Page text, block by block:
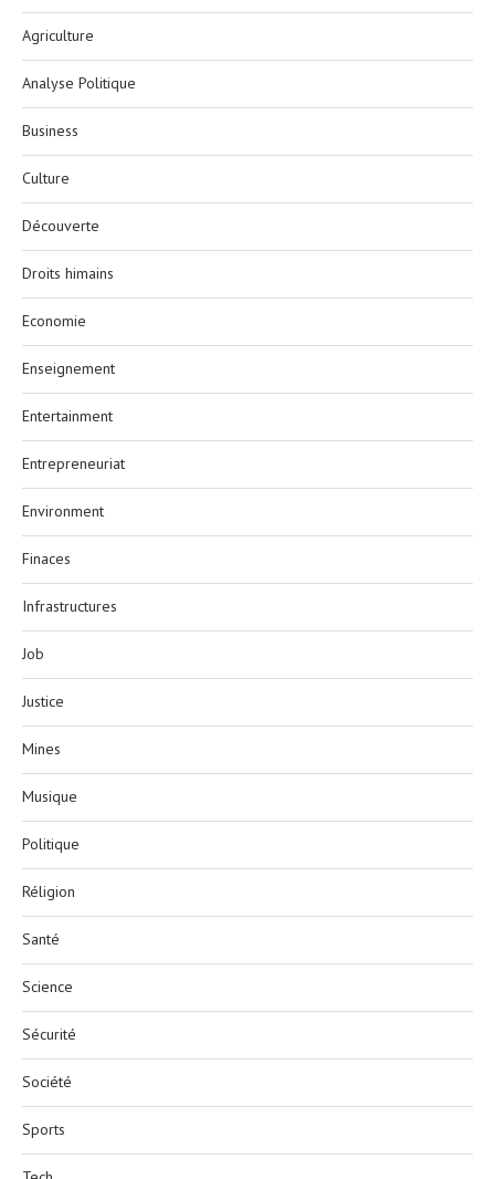
Agriculture
Analyse Politique
Business
Culture
Découverte
Droits himains
Economie
Enseignement
Entertainment
Entrepreneuriat
Environment
Finaces
Infrastructures
Job
Justice
Mines
Musique
Politique
Réligion
Santé
Science
Sécurité
Société
Sports